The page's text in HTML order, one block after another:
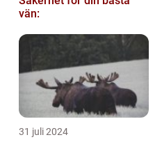
vän:
31 juli 2024